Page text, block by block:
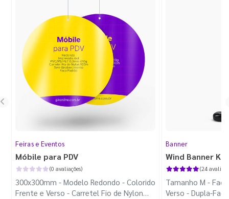
Feiras e Eventos
Móbile para PDV
(0 avaliações)
300x300mm - Modelo Redondo - Colorido
Frente e Verso - Carretel Fio de Nylon
Banner
Wind Banner
(24
Tamanho M -
Verso - Dupla-